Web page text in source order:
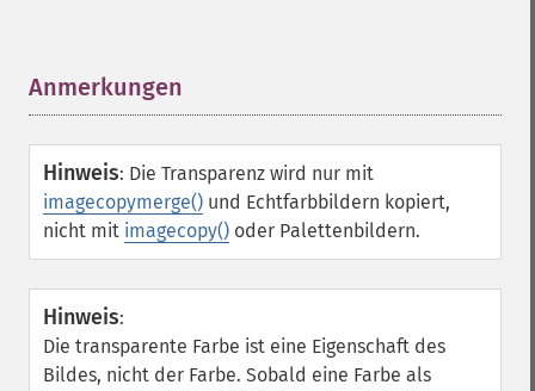
Anmerkungen
Hinweis: Die Transparenz wird nur mit
imagecopymerge() und Echtfarbbildern kopiert,
nicht mit imagecopy() oder Palettenbildern.
Hinweis:
Die transparente Farbe ist eine Eigenschaft des
Bildes, nicht der Farbe. Sobald eine Farbe als